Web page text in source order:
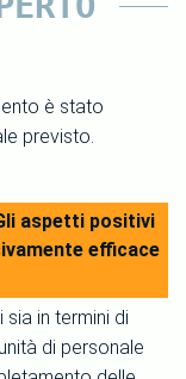
è stato
previsto.
aspetti positivi
efficace
in termini di
di personale